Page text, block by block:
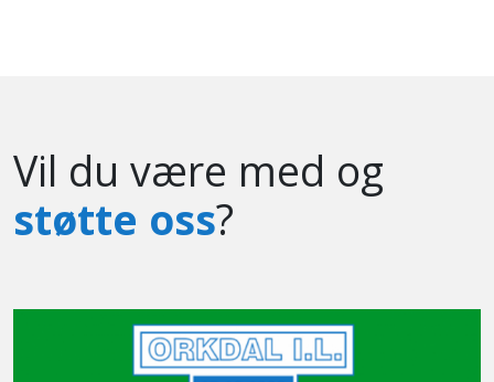
Vil du være med og
støtte oss?